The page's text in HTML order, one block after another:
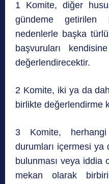
1 Komite, diğer
gündeme getirilen
nedenlerle başka türlü
başvuruları
değerlendirecektir.
2 Komite, iki ya da
birlikte değerlendirme
3 Komite,
durumları içermesi ya
bulunması veya iddia
mekan olarak